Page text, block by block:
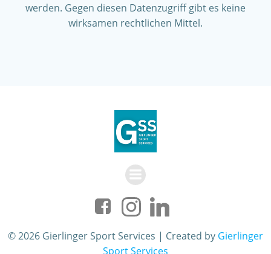
werden. Gegen diesen Datenzugriff gibt es keine
wirksamen rechtlichen Mittel.
© 2026 Gierlinger Sport Services | Created by Gierlinger
Sport Services